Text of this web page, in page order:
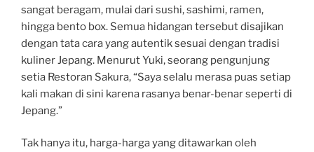
sangat beragam, mulai dari sushi, sashimi, ramen,
hingga bento box. Semua hidangan tersebut disajikan
dengan tata cara yang autentik sesuai dengan tradisi
kuliner Jepang. Menurut Yuki, seorang pengunjung
setia Restoran Sakura, “Saya selalu merasa puas setiap
kali makan di sini karena rasanya benar-benar seperti di
Jepang.”
Tak hanya itu, harga-harga yang ditawarkan oleh